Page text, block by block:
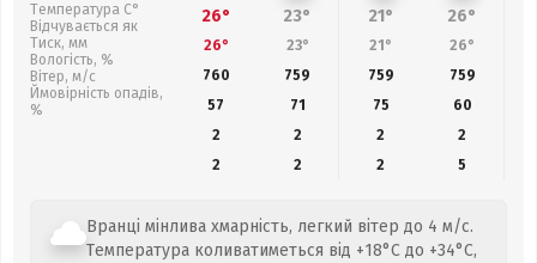
Температура С°
Відчувається як
Тиск, мм
Вологість, %
Вітер, м/с
Ймовірність опадів,
%
26° 23° 21° 26°
26° 23° 21° 26°
760
759 759 759
57
71 75 60
2
2 2
2
2
2 2 5
Вранці мінлива хмарність, легкий вітер до 4 м/с.
Температура коливатиметься від +18°C до +34°C,